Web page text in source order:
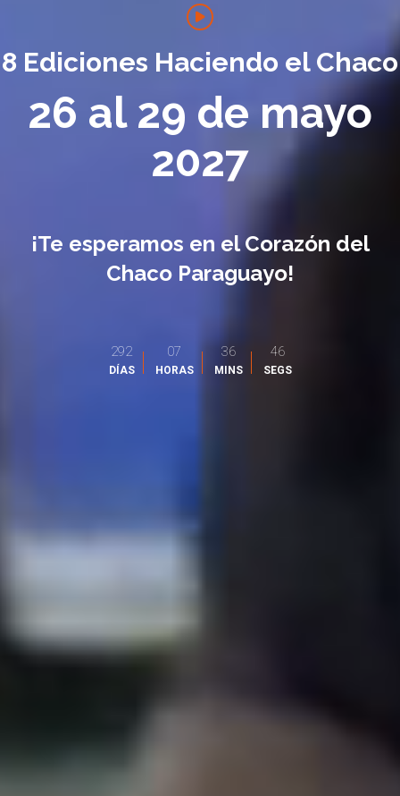
8 Ediciones Haciendo el Chaco
26 al 29 de mayo
2027
¡Te esperamos en el Corazón del
Chaco Paraguayo!
292
DÍAS
07
HORAS
36
MINS
44
SEGS